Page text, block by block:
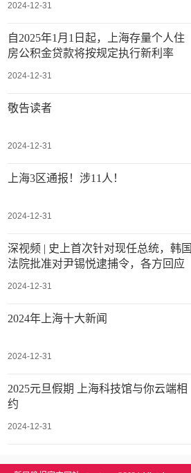
2024-12-31
自2025年1月1日起，上海存量个人住
房公积金贷款将按规定执行新利率
2024-12-31
敬告读者
2024-12-31
上海3区通报！涉11人！
2024-12-31
深视频 | 史上首次针对现任总统，韩国
法院批准对尹锡悦逮捕令，各方回应
2024-12-31
2024年上海十大新闻
2024-12-31
2025元旦假期 上海科技馆与你云端相
约
2024-12-31